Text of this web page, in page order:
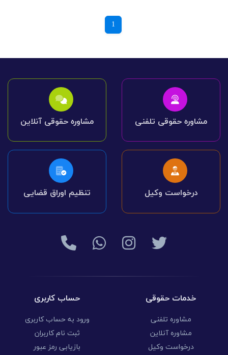
1
مشاوره حقوقی تلفنی مشاوره حقوقی آنلاین
درخواست وکیل تنظیم اوراق قضایی
خدمات حقوقی
مشاوره تلفنی
مشاوره آنلاین
درخواست وکیل
حساب کاربری
ورود به حساب کاربری
ثبت نام کاربران
بازیابی رمز عبور